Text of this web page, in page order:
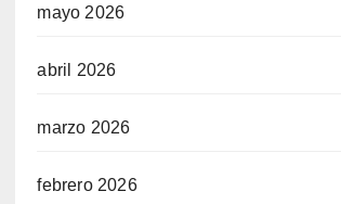
mayo 2026
abril 2026
marzo 2026
febrero 2026